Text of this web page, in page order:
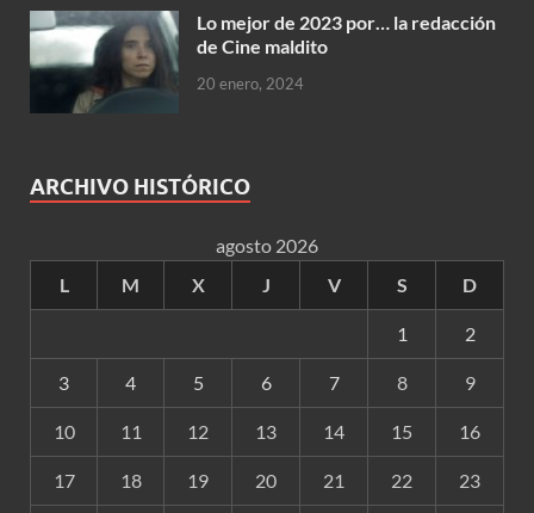
Lo mejor de 2023 por… la redacción
de Cine maldito
20 enero, 2024
ARCHIVO HISTÓRICO
agosto 2026
L
M X J V S D
1 2
3 4 5 6 7 8 9
10 11 12 13 14 15 16
17 18 19 20 21 22 23